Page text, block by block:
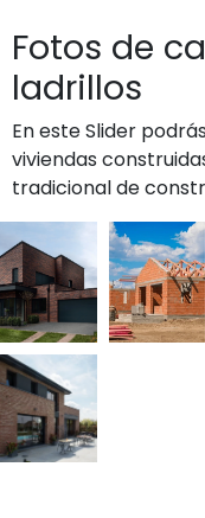
Fotos de
ladrillos
En este Slider
viviendas
tradicional de